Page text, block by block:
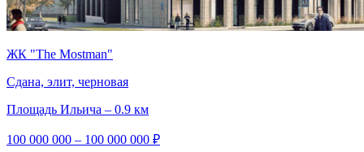
ЖК "The Mostman"
Сдана, элит, черновая
Площадь Ильича – 0.9 км
100 000 000 – 100 000 000 ₽